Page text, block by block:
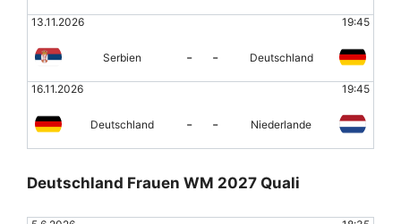
13.11.2026 19:45
Serbien - - Deutschland
16.11.2026 19:45
Deutschland - - Niederlande
Deutschland Frauen WM 2027 Quali